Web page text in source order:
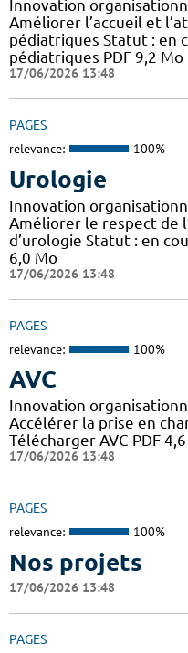
Innovation
Améliorer l’accueil et
pédiatriques Statut : en
pédiatriques PDF 9,2 Mo
17/06/2026 13:48
PAGES
relevance: 100%
Urologie
Innovation
Améliorer le respect de
d’urologie Statut : en
6,0 Mo
17/06/2026 13:48
PAGES
relevance: 100%
AVC
Innovation
Accélérer la prise en
Télécharger AVC PDF
17/06/2026 13:48
PAGES
relevance: 100%
Nos projets
17/06/2026 13:48
PAGES